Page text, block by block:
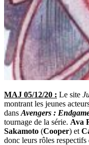
MAJ 05/12/20 : Le site
montrant les jeunes
dans Avengers :
tournage de la série. Ava
Sakamoto (Cooper) et
donc leurs rôles respectifs